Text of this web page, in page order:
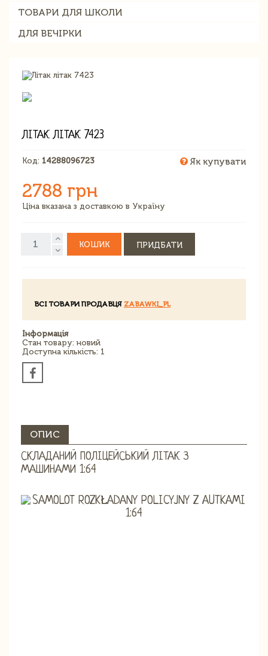
ТОВАРИ ДЛЯ ШКОЛИ
ДЛЯ ВЕЧІРКИ
ЛІТАК ЛІТАК 7423
Код: 14288096723 Як купувати
2788 грн
Ціна вказана з доставкою в Україну
КОШИК ПРИДБАТИ
ВСІ ТОВАРИ ПРОДАВЦЯ ZABAWKI_PL
Інформація
Стан товару: новий
Доступна кількість: 1
ОПИС
СКЛАДАНИЙ ПОЛІЦЕЙСЬКИЙ ЛІТАК З
МАШИНАМИ 1:64